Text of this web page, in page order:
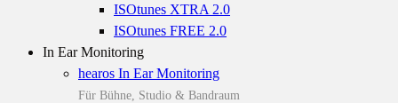
ISOtunes XTRA 2.0
ISOtunes FREE 2.0
In Ear Monitoring
hearos In Ear Monitoring
Für Bühne, Studio & Bandraum